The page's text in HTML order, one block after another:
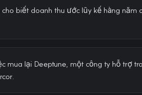
cho biết doanh thu ước lũy kế hàng
mua lại Deeptune, một công ty hỗ trợ